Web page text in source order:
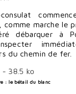
comme marche le
débarquer à
du chemin de fer.
le bétail du blanc